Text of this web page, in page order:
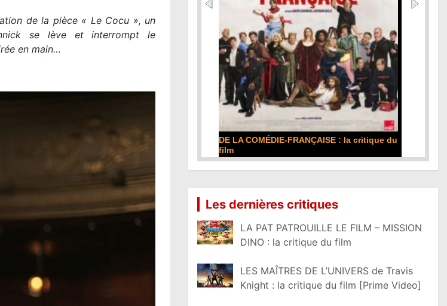
de la pièce « Le Cocu », un
se lève et interrompt le
en main…
DE LA COMÉDIE-FRANÇAISE : la critique du
film
Les dernières critiques
LA PAT PATROUILLE LE FILM – MISSION
DINO : la critique du film
LES MAÎTRES DE L’UNIVERS de Travis
Knight : la critique du film [Prime Video]